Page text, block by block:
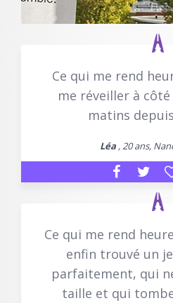
Ce qui me rend
me réveiller à
matins
Léa, 20 ans,
Ce qui me rend
enfin trouvé un
parfaitement, qui
taille et qui